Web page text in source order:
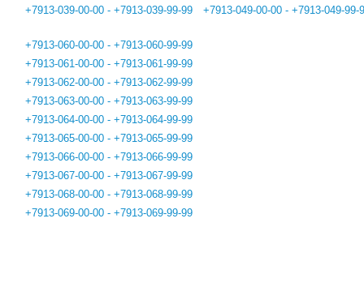
+7913-039-00-00 - +7913-039-99-99
+7913-049-00-00 - +7913-049-99-
+7913-060-00-00 - +7913-060-99-99
+7913-061-00-00 - +7913-061-99-99
+7913-062-00-00 - +7913-062-99-99
+7913-063-00-00 - +7913-063-99-99
+7913-064-00-00 - +7913-064-99-99
+7913-065-00-00 - +7913-065-99-99
+7913-066-00-00 - +7913-066-99-99
+7913-067-00-00 - +7913-067-99-99
+7913-068-00-00 - +7913-068-99-99
+7913-069-00-00 - +7913-069-99-99